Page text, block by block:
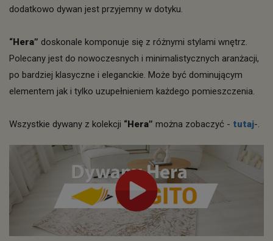
dodatkowo dywan jest przyjemny w dotyku.
“Hera” doskonale komponuje się z różnymi stylami wnętrz.
Polecany jest do nowoczesnych i minimalistycznych aranżacji,
po bardziej klasyczne i eleganckie. Może być dominującym
elementem jak i tylko uzupełnieniem każdego pomieszczenia.
Wszystkie dywany z kolekcji “Hera” można zobaczyć - tutaj-.